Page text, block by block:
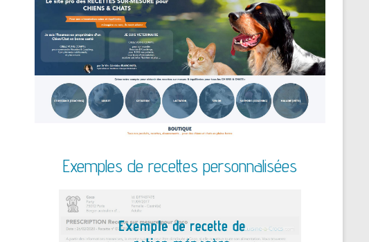
Exemples de recettes personnalisées